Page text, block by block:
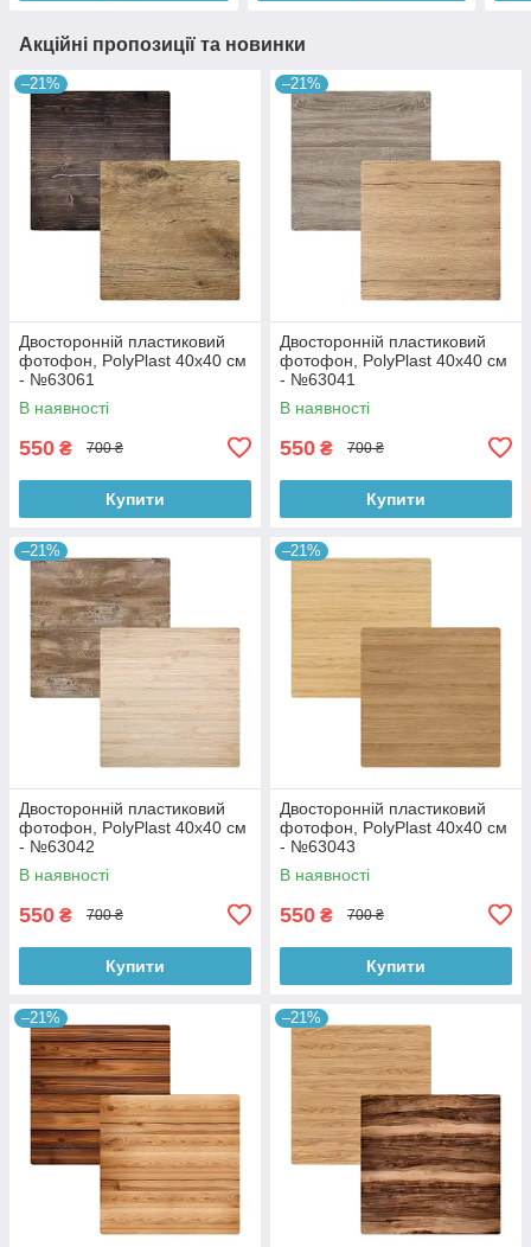
Акційні пропозиції та новинки
–21%
Двосторонній пластиковий
фотофон, PolyPlast 40x40 см
- №63061
В наявності
550 ₴ 700 ₴
Купити
–21%
Двосторонній пластиковий
фотофон, PolyPlast 40x40 см
- №63041
В наявності
550 ₴ 700 ₴
Купити
–21%
Двосторонній пластиковий
фотофон, PolyPlast 40x40 см
- №63042
В наявності
550 ₴ 700 ₴
Купити
–21%
Двосторонній пластиковий
фотофон, PolyPlast 40x40 см
- №63043
В наявності
550 ₴ 700 ₴
Купити
–21% –21%